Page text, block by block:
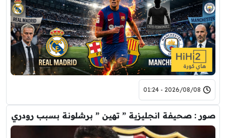
2026/08/08 - 01:24
صور : صحيفة انجليزية ” تهين ” برشلونة بسبب رودري